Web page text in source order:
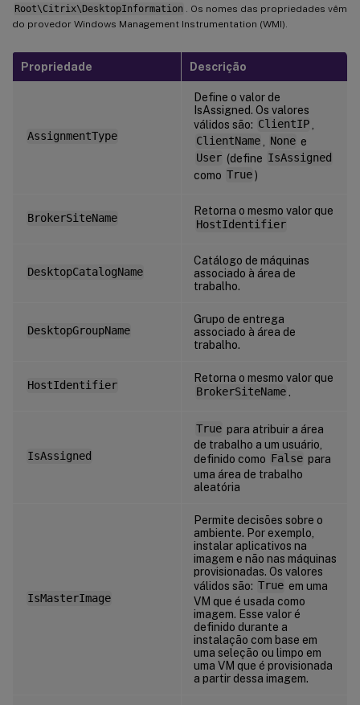
Root\Citrix\DesktopInformation
. Os nomes das propriedades vêm
do provedor Windows Management Instrumentation (WMI).
Propriedade Descrição
AssignmentType
Define o valor de
IsAssigned. Os valores
válidos são: ClientIP
ClientName
None e
User (define IsAssigned
como True)
BrokerSiteName
Retorna o mesmo valor que
HostIdentifier
DesktopCatalogName
Catálogo de máquinas
associado à área de
trabalho.
DesktopGroupName
Grupo de entrega
associado à área de
trabalho.
HostIdentifier
Retorna o mesmo valor que
BrokerSiteName.
IsAssigned
True para atribuir a área
de trabalho a um usuário,
definido como
False para
uma área de trabalho
aleatória
IsMasterImage
Permite decisões sobre o
ambiente. Por exemplo,
instalar aplicativos na
imagem e não nas máquinas
provisionadas. Os valores
válidos são: True em uma
VM que é usada como
imagem. Esse valor é
definido durante a
instalação com base em
uma seleção ou limpo em
uma VM que é provisionada
a partir dessa imagem.